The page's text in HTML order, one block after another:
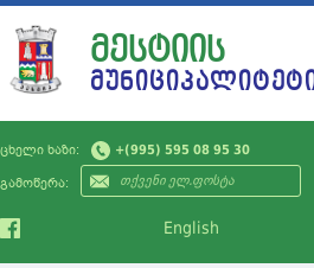
ცხელი ხაზი: +(995) 595 08 95 30
გამოწერა:
English
ᲛᲔᲡᲢᲘᲘᲡ
ᲛᲣᲜᲘᲪᲘᲞᲐᲚᲘᲢᲔᲢᲘ
ᲗᲕᲘᲗᲛᲛᲐᲠᲗᲕᲔᲚᲝᲑᲐ
ᲡᲘᲐᲮᲚᲔᲔᲑᲘ